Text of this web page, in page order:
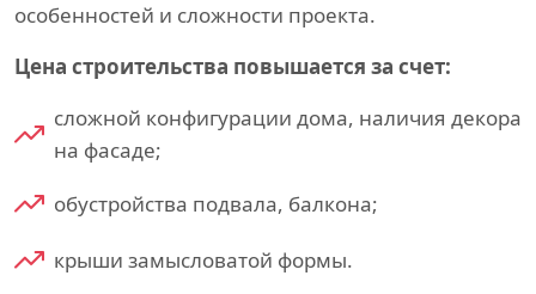
особенностей и сложности проекта.
Цена строительства повышается за счет:
сложной конфигурации дома, наличия декора
на фасаде;
обустройства подвала, балкона;
крыши замысловатой формы.